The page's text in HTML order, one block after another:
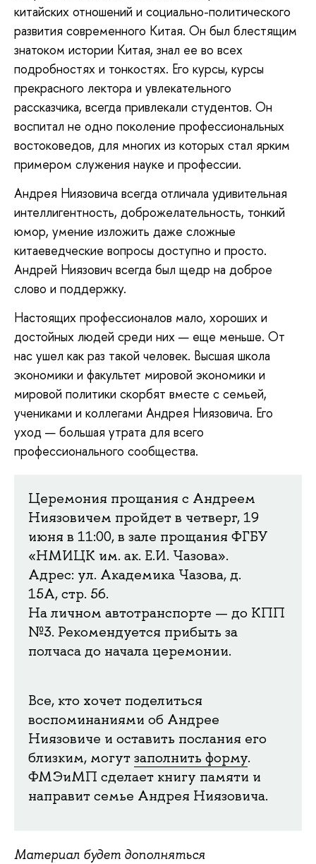
китайских отношений и социально-политического
развития современного Китая. Он был блестящим
знатоком истории Китая, знал ее во всех
подробностях и тонкостях. Его курсы, курсы
прекрасного лектора и увлекательного
рассказчика, всегда привлекали студентов. Он
воспитал не одно поколение профессиональных
востоковедов, для многих из которых стал ярким
примером служения науке и профессии.
Андрея Ниязовича всегда отличала удивительная
интеллигентность, доброжелательность, тонкий
юмор, умение изложить даже сложные
китаеведческие вопросы доступно и просто.
Андрей Ниязович всегда был щедр на доброе
слово и поддержку.
Настоящих профессионалов мало, хороших и
достойных людей среди них — еще меньше. От
нас ушел как раз такой человек. Высшая школа
экономики и факультет мировой экономики и
мировой политики скорбят вместе с семьей,
учениками и коллегами Андрея Ниязовича. Его
уход — большая утрата для всего
профессионального сообщества.
Церемония прощания с Андреем
Ниязовичем пройдет в четверг, 19
июня в 11:00, в зале прощания ФГБУ
«НМИЦК им. ак. Е.И. Чазова».
Адрес: ул. Академика Чазова, д.
15А, стр. 56.
На личном автотранспорте — до КПП
№3. Рекомендуется прибыть за
полчаса до начала церемонии.
Все, кто хочет поделиться
воспоминаниями об Андрее
Ниязовиче и оставить послания его
близким, могутзаполнить форму.
ФМЭиМП сделает книгу памяти и
направит семье Андрея Ниязовича.
Материал будет дополняться